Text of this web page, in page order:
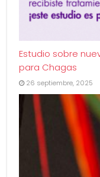
Estudio sobre
para Chagas
26 septiembre, 2025